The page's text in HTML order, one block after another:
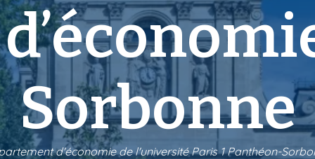
Sorbonne
d'économie de l'université Paris 1 Panthéon-